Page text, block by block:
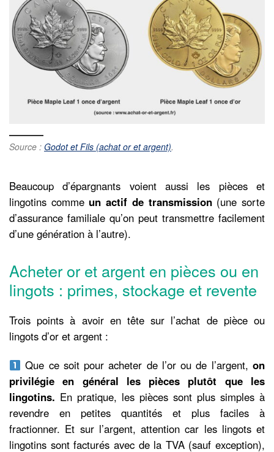
Source : Godot et Fils (achat or et argent).
Beaucoup d’épargnants voient aussi les pièces et
lingotins comme un actif de transmission(une sorte
d’assurance familiale qu’on peut transmettre facilement
d’une génération à l’autre).
Acheter or et argent en pièces ou en
lingots : primes, stockage et revente
Trois points à avoir en tête sur l’achat de pièce ou
lingots d’or et argent :
Que ce soit pour acheter de l’or ou de l’argent, on
privilégie en général les pièces plutôt que les
lingotins. En pratique, les pièces sont plus simples à
revendre en petites quantités et plus faciles à
fractionner. Et sur l’argent, attention car les lingots et
lingotins sont facturés avec de la TVA (sauf exception),